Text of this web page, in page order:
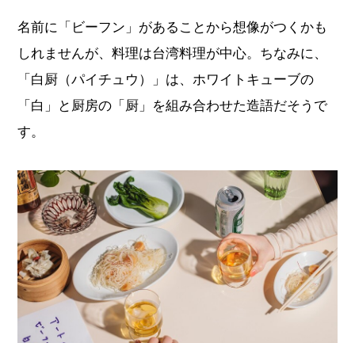
名前に「ビーフン」があることから想像がつくかも
しれませんが、料理は台湾料理が中心。ちなみに、
「白厨（パイチュウ）」は、ホワイトキューブの
「白」と厨房の「厨」を組み合わせた造語だそうで
す。